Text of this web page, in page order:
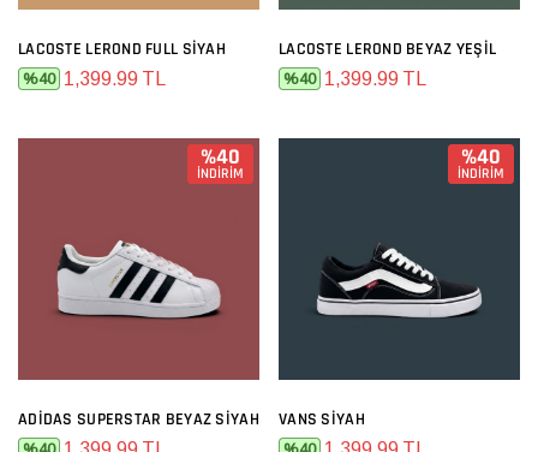
LACOSTE LEROND FULL SIYAH
%40 1,399.99 TL
LACOSTE LEROND BEYAZ YEŞIL
%40 1,399.99 TL
%40
İNDİRİM
ADIDAS SUPERSTAR BEYAZ SIYAH
%40
İNDİRİM
VANS SIYAH